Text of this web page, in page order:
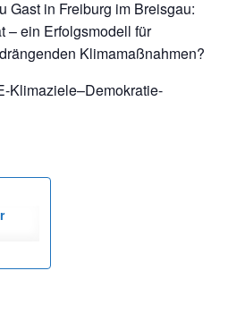
Gast in Freiburg im Breisgau:
– ein Erfolgsmodell für
Klimamaßnahmen?
Klimaziele–Demokratie-